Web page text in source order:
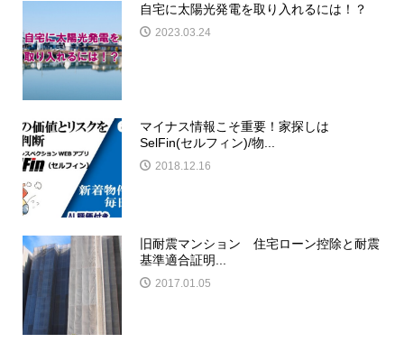
自宅に太陽光発電を取り入れるには！？
2023.03.24
マイナス情報こそ重要！家探しは
SelFin(セルフィン)/物...
2018.12.16
旧耐震マンション 住宅ローン控除と耐震
基準適合証明...
2017.01.05